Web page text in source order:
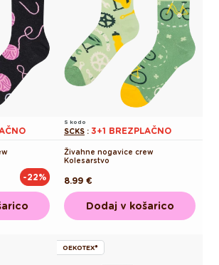
-22%
S kodo
SCKS : 3+1 BREZPLAČNO
Živahne nogavice crew
Kolesarstvo
Redna
cena
8.99 €
Dodaj v košarico
OEKOTEX®